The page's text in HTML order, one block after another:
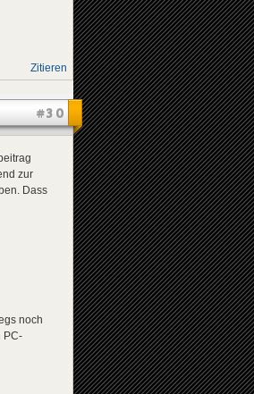
Zitieren
#30
zur
Dass
noch
PC-